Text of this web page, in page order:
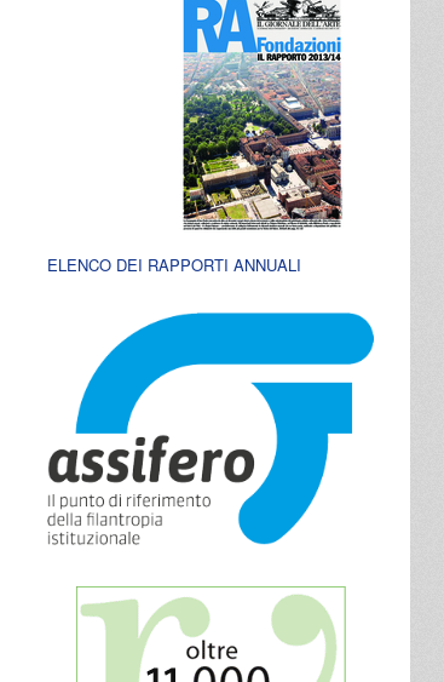
ELENCO DEI RAPPORTI ANNUALI